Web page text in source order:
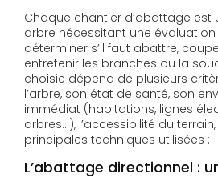
Chaque chantier d’abattage est
arbre nécessitant une
déterminer s’il faut abattre,
entretenir les branches ou la
choisie dépend de plusieurs
l’arbre, son état de santé, son
immédiat (habitations, lignes
arbres…), l’accessibilité du
principales techniques utilisées :
L’abattage directionnel :